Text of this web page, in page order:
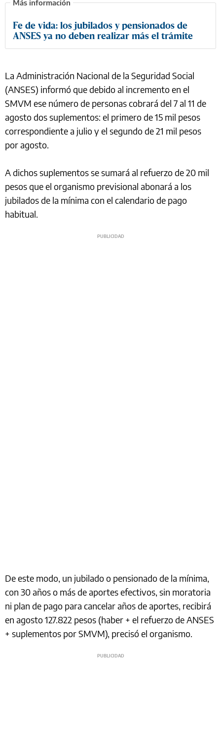
Fe de vida: los jubilados y pensionados de
ANSES ya no deben realizar más el trámite
La Administración Nacional de la Seguridad Social
(ANSES) informó que debido al incremento en el
SMVM ese número de personas cobrará del 7 al 11 de
agosto dos suplementos: el primero de 15 mil pesos
correspondiente a julio y el segundo de 21 mil pesos
por agosto.
A dichos suplementos se sumará al refuerzo de 20 mil
pesos que el organismo previsional abonará a los
jubilados de la mínima con el calendario de pago
habitual.
De este modo, un jubilado o pensionado de la mínima,
con 30 años o más de aportes efectivos, sin moratoria
ni plan de pago para cancelar años de aportes, recibirá
en agosto 127.822 pesos (haber + el refuerzo de ANSES
+ suplementos por SMVM), precisó el organismo.